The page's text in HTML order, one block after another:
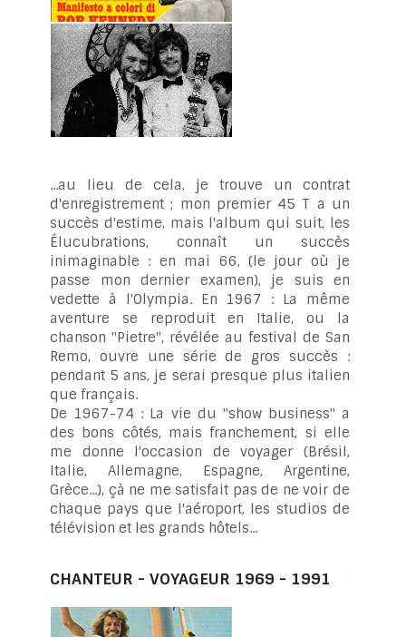
...au lieu de cela, je trouve un contrat
d'enregistrement ; mon premier 45 T a un
succès d'estime, mais l'album qui suit, les
Élucubrations, connaît un succès
inimaginable : en mai 66, (le jour où je
passe mon dernier examen), je suis en
vedette à l'Olympia. En 1967 : La même
aventure se reproduit en Italie, ou la
chanson "Pietre", révélée au festival de San
Remo, ouvre une série de gros succès :
pendant 5 ans, je serai presque plus italien
que français.
De 1967-74 : La vie du "show business" a
des bons côtés, mais franchement, si elle
me donne l'occasion de voyager (Brésil,
Italie, Allemagne, Espagne, Argentine,
Grèce...), çà ne me satisfait pas de ne voir de
chaque pays que l'aéroport, les studios de
télévision et les grands hôtels...
CHANTEUR - VOYAGEUR 1969 - 1991